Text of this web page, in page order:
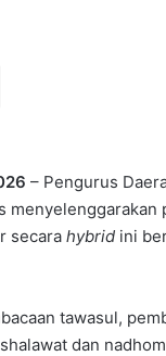
Share via Email
– Pengurus
secara hybrid ini
tawasul,
dan